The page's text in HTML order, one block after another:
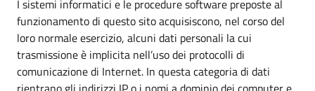
I sistemi informatici e le procedure software preposte al
funzionamento di questo sito acquisiscono, nel corso del
loro normale esercizio, alcuni dati personali la cui
trasmissione è implicita nell’uso dei protocolli di
comunicazione di Internet. In questa categoria di dati